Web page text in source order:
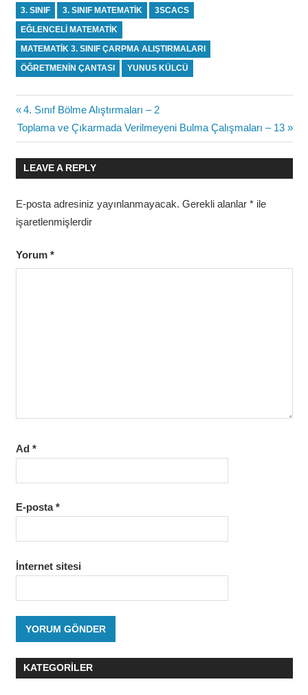
3. SINIF 3. SINIF MATEMATIK 3SCACS
EĞLENCELI MATEMATIK
MATEMATIK 3. SINIF ÇARPMA ALIŞTIRMALARI
ÖĞRETMENIN ÇANTASI YUNUS KÜLCÜ
Yazı
gezinmesi
Previous
Post:
4. Sınıf Bölme Alıştırmaları – 2
Next
Post:
Toplama ve Çıkarmada Verilmeyeni Bulma Çalışmaları – 13
LEAVE A REPLY
E-posta adresiniz yayınlanmayacak. Gerekli alanlar *ile
işaretlenmişlerdir
Yorum *
Ad *
E-posta*
İnternet sitesi
KATEGORILER